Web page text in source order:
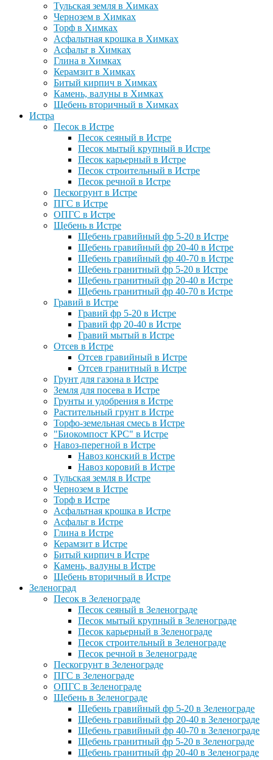
Тульская земля в Химках
Чернозем в Химках
Торф в Химках
Асфальтная крошка в Химках
Асфальт в Химках
Глина в Химках
Керамзит в Химках
Битый кирпич в Химках
Камень, валуны в Химках
Щебень вторичный в Химках
Истра
Песок в Истре
Песок сеяный в Истре
Песок мытый крупный в Истре
Песок карьерный в Истре
Песок строительный в Истре
Песок речной в Истре
Пескогрунт в Истре
ПГС в Истре
ОПГС в Истре
Щебень в Истре
Щебень гравийный фр 5-20 в Истре
Щебень гравийный фр 20-40 в Истре
Щебень гравийный фр 40-70 в Истре
Щебень гранитный фр 5-20 в Истре
Щебень гранитный фр 20-40 в Истре
Щебень гранитный фр 40-70 в Истре
Гравий в Истре
Гравий фр 5-20 в Истре
Гравий фр 20-40 в Истре
Гравий мытый в Истре
Отсев в Истре
Отсев гравийный в Истре
Отсев гранитный в Истре
Грунт для газона в Истре
Земля для посева в Истре
Грунты и удобрения в Истре
Растительный грунт в Истре
Торфо-земельная смесь в Истре
"Биокомпост КРС" в Истре
Навоз-перегной в Истре
Навоз конский в Истре
Навоз коровий в Истре
Тульская земля в Истре
Чернозем в Истре
Торф в Истре
Асфальтная крошка в Истре
Асфальт в Истре
Глина в Истре
Керамзит в Истре
Битый кирпич в Истре
Камень, валуны в Истре
Щебень вторичный в Истре
Зеленоград
Песок в Зеленограде
Песок сеяный в Зеленограде
Песок мытый крупный в Зеленограде
Песок карьерный в Зеленограде
Песок строительный в Зеленограде
Песок речной в Зеленограде
Пескогрунт в Зеленограде
ПГС в Зеленограде
ОПГС в Зеленограде
Щебень в Зеленограде
Щебень гравийный фр 5-20 в Зеленограде
Щебень гравийный фр 20-40 в Зеленограде
Щебень гравийный фр 40-70 в Зеленограде
Щебень гранитный фр 5-20 в Зеленограде
Щебень гранитный фр 20-40 в Зеленограде